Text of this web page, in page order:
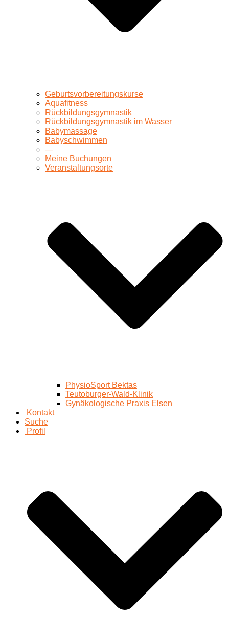
Geburtsvorbereitungskurse
Aquafitness
Rückbildungsgymnastik
Rückbildungsgymnastik im Wasser
Babymassage
Babyschwimmen
—
Meine Buchungen
Veranstaltungsorte
PhysioSport Bektas
Teutoburger-Wald-Klinik
Gynäkologische Praxis Elsen
Kontakt
Suche
Profil